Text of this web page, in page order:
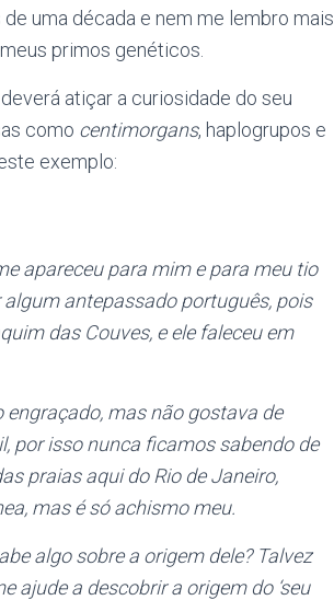
uma década e nem me lembro mais
primos genéticos.
atiçar a curiosidade do seu
como centimorgans, haplogrupos e
exemplo:
apareceu para mim e para meu tio
antepassado português, pois
das Couves, e ele faleceu em
mas não gostava de
por isso nunca ficamos sabendo de
praias aqui do Rio de Janeiro,
mas é só achismo meu.
algo sobre a origem dele? Talvez
ajude a descobrir a origem do ‘seu